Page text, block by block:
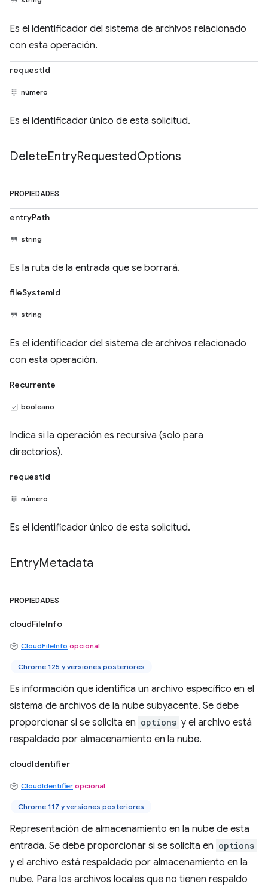
Es el identificador del sistema de archivos relacionado
con esta operación.
requestId
número
Es el identificador único de esta solicitud.
DeleteEntryRequestedOptions
PROPIEDADES
entryPath
string
Es la ruta de la entrada que se borrará.
fileSystemId
string
Es el identificador del sistema de archivos relacionado
con esta operación.
Recurrente
booleano
Indica si la operación es recursiva (solo para
directorios).
requestId
número
Es el identificador único de esta solicitud.
EntryMetadata
PROPIEDADES
cloudFileInfo
CloudFileInfo opcional
Chrome 125 y versiones posteriores
Es información que identifica un archivo específico en el
sistema de archivos de la nube subyacente. Se debe
proporcionar si se solicita en options y el archivo está
respaldado por almacenamiento en la nube.
cloudIdentifier
CloudIdentifier opcional
Chrome 117 y versiones posteriores
Representación de almacenamiento en la nube de esta
entrada. Se debe proporcionar si se solicita en options
y el archivo está respaldado por almacenamiento en la
nube. Para los archivos locales que no tienen respaldo